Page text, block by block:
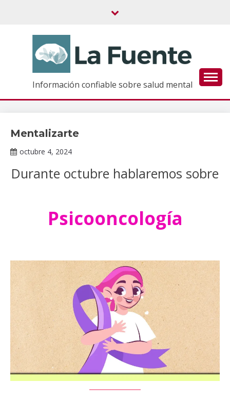
Información confiable sobre salud mental
Información
Mentalizarte
octubre 4, 2024
Gallardo
Durante octubre hablaremos sobre
Psicooncología